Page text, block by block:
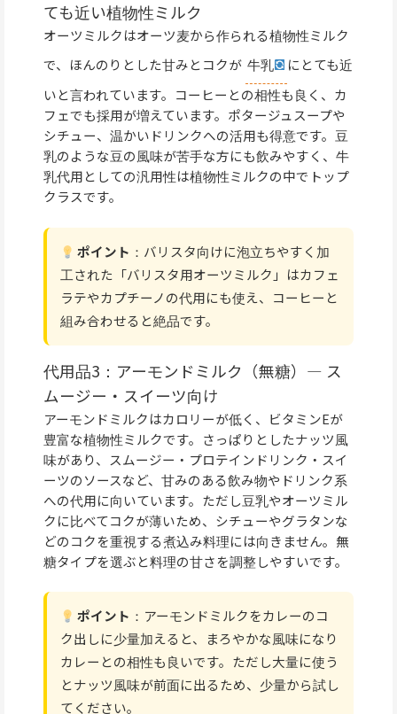
ても近い植物性ミルク
オーツミルクはオーツ麦から作られる植物性ミルク
で、ほんのりとした甘みとコクが 牛乳
にとても近
いと言われています。コーヒーとの相性も良く、カ
フェでも採用が増えています。ポタージュスープや
シチュー、温かいドリンクへの活用も得意です。豆
乳のような豆の風味が苦手な方にも飲みやすく、牛
乳代用としての汎用性は植物性ミルクの中でトップ
クラスです。
ポイント ：バリスタ向けに泡立ちやすく加
工された「バリスタ用オーツミルク」はカフェ
ラテやカプチーノの代用にも使え、コーヒーと
組み合わせると絶品です。
代用品3：アーモンドミルク（無糖）— ス
ムージー・スイーツ向け
アーモンドミルクはカロリーが低く、ビタミンEが
豊富な植物性ミルクです。さっぱりとしたナッツ風
味があり、スムージー・プロテインドリンク・スイ
ーツのソースなど、甘みのある飲み物やドリンク系
への代用に向いています。ただし豆乳やオーツミル
クに比べてコクが薄いため、シチューやグラタンな
どのコクを重視する煮込み料理には向きません。無
糖タイプを選ぶと料理の甘さを調整しやすいです。
ポイント ：アーモンドミルクをカレーのコ
ク出しに少量加えると、まろやかな風味になり
カレーとの相性も良いです。ただし大量に使う
とナッツ風味が前面に出るため、少量から試し
てください。